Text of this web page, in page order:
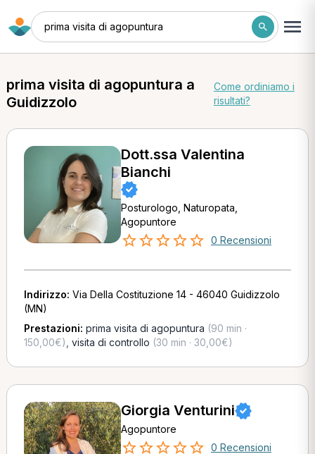
prima visita di agopuntura
prima visita di agopuntura a
Guidizzolo
Come ordiniamo i
risultati?
Dott.ssa Valentina
Bianchi
Posturologo, Naturopata,
Agopuntore
0 Recensioni
Indirizzo: Via Della Costituzione 14 - 46040 Guidizzolo
(MN)
Prestazioni: prima visita di agopuntura (90 min ·
150,00€) visita di controllo (30 min · 30,00€)
Giorgia Venturini
Agopuntore
0 Recensioni